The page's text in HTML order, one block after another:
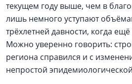
текущем году выше, чем в
лишь немного уступают
трёхлетней давности, когда
Можно уверенно говорить:
региона справился и с
непростой